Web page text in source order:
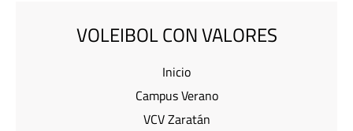
VOLEIBOL CON VALORES
Inicio
Campus Verano
VCV Zaratán